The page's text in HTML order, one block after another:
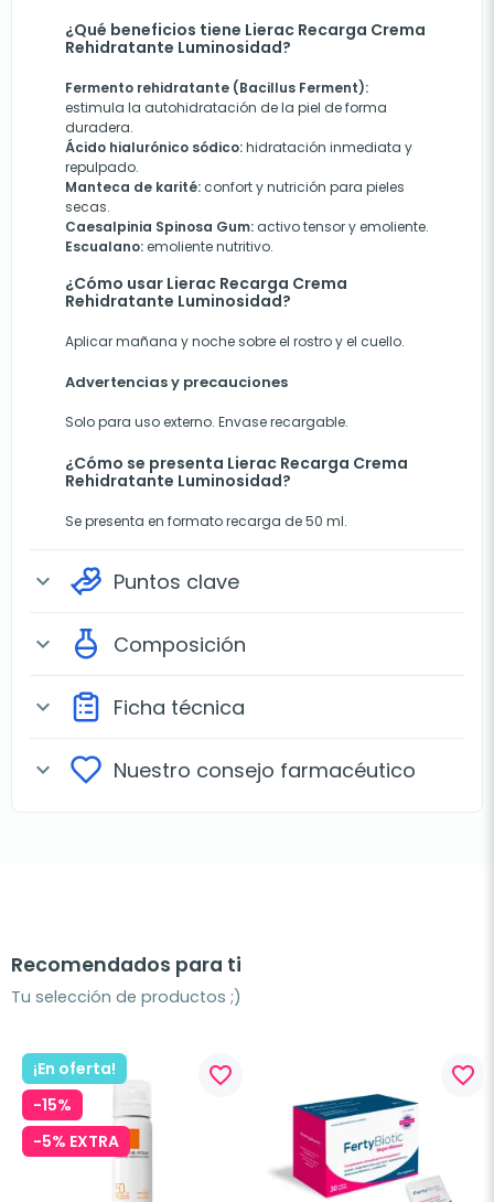
¿Qué beneficios tiene Lierac Recarga Crema
Rehidratante Luminosidad?
Fermento rehidratante (Bacillus Ferment):
estimula la autohidratación de la piel de forma
duradera.
Ácido hialurónico sódico:hidratación inmediata y
repulpado.
Manteca de karité: confort y nutrición para pieles
secas.
Caesalpinia Spinosa Gum: activo tensor y emoliente.
Escualano:emoliente nutritivo.
¿Cómo usar Lierac Recarga Crema
Rehidratante Luminosidad?
Aplicar mañana y noche sobre el rostro y el cuello.
Advertencias y precauciones
Solo para uso externo. Envase recargable.
¿Cómo se presenta Lierac Recarga Crema
Rehidratante Luminosidad?
Se presenta en formato recarga de 50 ml.
expand_more Puntos clave
expand_more Composición
expand_more Ficha técnica
expand_more Nuestro consejo farmacéutico
Recomendados para ti
Tu selección de productos ;)
¡En oferta!
-15%
-5% EXTRA
favorite_border favorite_border